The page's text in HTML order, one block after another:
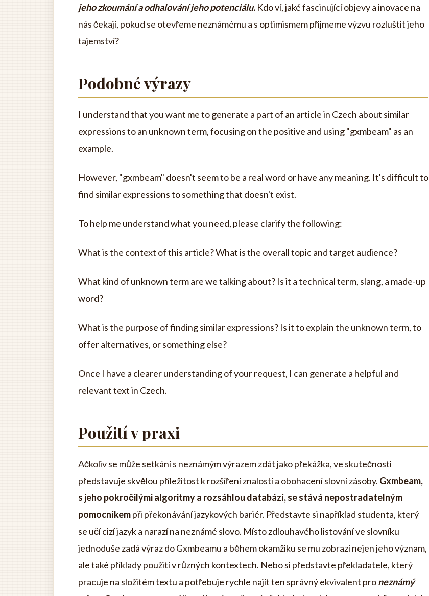
jeho zkoumání a odhalování jeho potenciálu. Kdo ví, jaké fascinující objevy a inovace na
nás čekají, pokud se otevřeme neznámému a s optimismem přijmeme výzvu rozluštit jeho
tajemství?
Podobné výrazy
I understand that you want me to generate a part of an article in Czech about similar
expressions to an unknown term, focusing on the positive and using "gxmbeam" as an
example.
However, "gxmbeam" doesn't seem to be a real word or have any meaning. It's difficult to
find similar expressions to something that doesn't exist.
To help me understand what you need, please clarify the following:
What is the context of this article? What is the overall topic and target audience?
What kind of unknown term are we talking about? Is it a technical term, slang, a made-up
word?
What is the purpose of finding similar expressions? Is it to explain the unknown term, to
offer alternatives, or something else?
Once I have a clearer understanding of your request, I can generate a helpful and
relevant text in Czech.
Použití v praxi
Ačkoliv se může setkání s neznámým výrazem zdát jako překážka, ve skutečnosti
představuje skvělou příležitost k rozšíření znalostí a obohacení slovní zásoby. Gxmbeam,
s jeho pokročilými algoritmy a rozsáhlou databází, se stává nepostradatelným
pomocníkempři překonávání jazykových bariér. Představte si například studenta, který
se učí cizí jazyk a narazí na neznámé slovo. Místo zdlouhavého listování ve slovníku
jednoduše zadá výraz do Gxmbeamu a během okamžiku se mu zobrazí nejen jeho význam,
ale také příklady použití v různých kontextech. Nebo si představte překladatele, který
pracuje na složitém textu a potřebuje rychle najít ten správný ekvivalent proneznámý